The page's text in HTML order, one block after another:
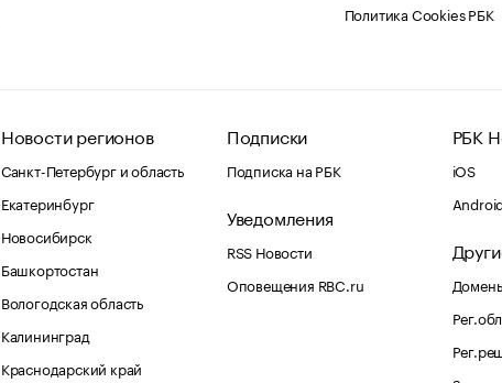
Политика Cookies РБК
Новости регионов
Санкт-Петербург и область
Екатеринбург
Новосибирск
Башкортостан
Вологодская область
Калининград
Краснодарский край
Подписки
Подписка на РБК
Уведомления
RSS Новости
Оповещения RBC.ru
РБК
iOS